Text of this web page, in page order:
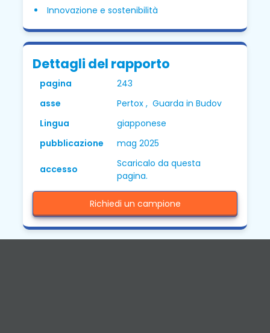
Innovazione e sostenibilità
Dettagli del rapporto
pagina
243
asse
Pertox , Guarda in Budov
Lingua
giapponese
pubblicazione
mag 2025
accesso
Scaricalo da questa
pagina.
Richiedi un campione